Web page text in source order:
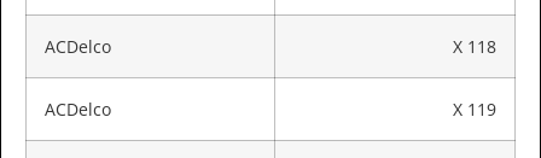
ACDelco X 118
ACDelco X 119